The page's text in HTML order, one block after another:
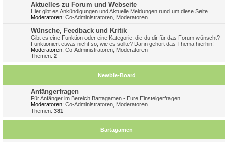
Aktuelles zu Forum und Webseite
Hier gibt es Ankündigungen und Aktuelle Meldungen rund um diese Seite.
Moderatoren: Co-Administratoren Moderatoren
Wünsche, Feedback und Kritik
Gibt es eine Funktion oder eine Kategorie, die du dir für das Forum wünscht?
Funktioniert etwas nicht so, wie es sollte? Dann gehört das Thema hierhin!
Moderatoren: Co-Administratoren Moderatoren
Themen: 2
Newbie-Board
Anfängerfragen
Für Anfänger im Bereich Bartagamen - Eure Einsteigerfragen
Moderatoren: Co-Administratoren Moderatoren
Themen: 381
Bartagamen